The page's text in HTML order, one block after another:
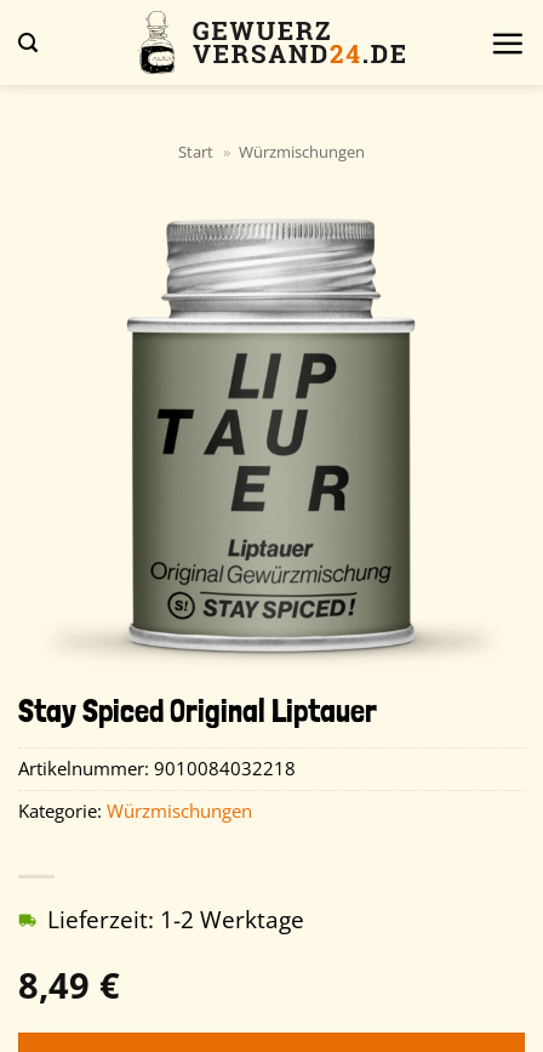
Inhalt
Start » Würzmischungen
Stay Spiced Original Liptauer
8,49 €
Lieferzeit: 1-2 Werktage
Artikelnummer: 9010084032218
Kategorie: Würzmischungen